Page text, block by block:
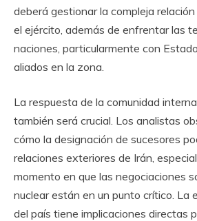
deberá gestionar la compleja
el ejército, además de enfrentar las
naciones, particularmente con
aliados en la zona.
La respuesta de la comunidad
también será crucial. Los analistas
cómo la designación de sucesores
relaciones exteriores de Irán,
momento en que las negociaciones
nuclear están en un punto crítico. La
del país tiene implicaciones directas